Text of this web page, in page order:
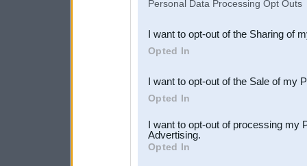
Downstream Participants
third parties.
Personal Data Processing Opt Outs
I want to opt-out of the Sharing of
Opted In
I want to opt-out of the Sale of my
Opted In
I want to opt-out of processing my
Advertising.
Opted In